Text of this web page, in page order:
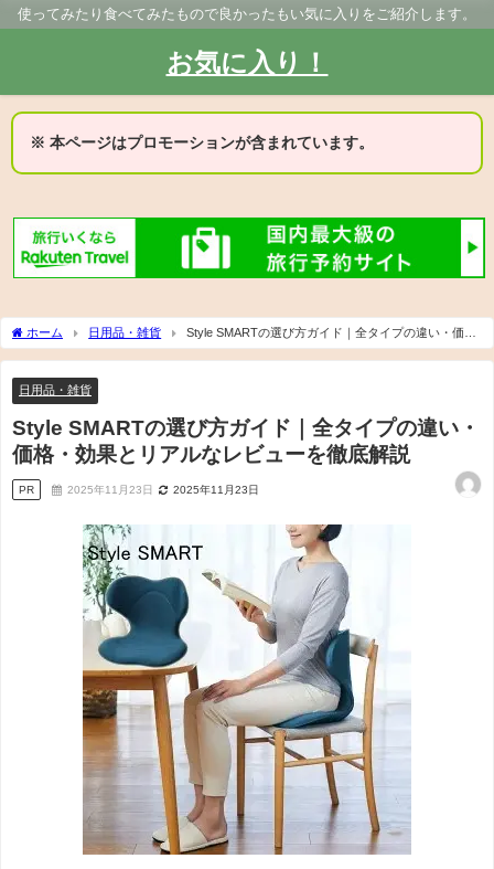
使ってみたり食べてみたもので良かったもい気に入りをご紹介します。
お気に入り！
※ 本ページはプロモーションが含まれています。
ホーム 日用品・雑貨
Style SMARTの選び方ガイド｜全タイプの違い・価
格・効果とリアルなレビューを徹底解説
日用品・雑貨
Style SMARTの選び方ガイド｜全タイプの違い・
価格・効果とリアルなレビューを徹底解説
PR 2025年11月23日 2025年11月23日